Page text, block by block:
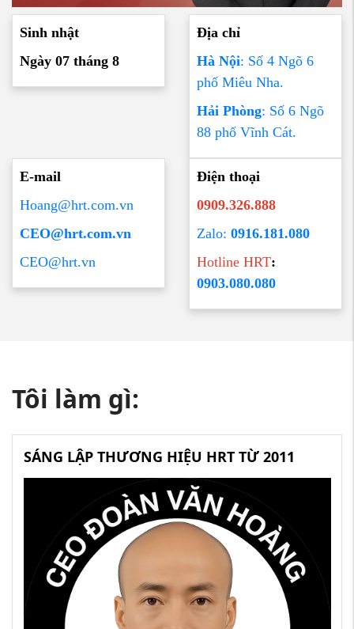
Sinh nhật
Ngày 07 tháng 8
Địa chỉ
Hà Nội: Số 4 Ngõ 6
phố Miêu Nha.
Hải Phòng: Số 6 Ngõ
88 phố Vĩnh Cát.
E-mail
Hoang@hrt.com.vn
CEO@hrt.com.vn
CEO@hrt.vn
Điện thoại
0909.326.888
Zalo: 0916.181.080
Hotline HRT:
0903.080.080
Tôi làm gì:
SÁNG LẬP THƯƠNG HIỆU HRT TỪ 2011